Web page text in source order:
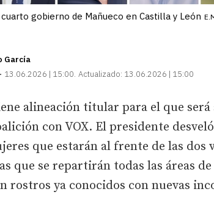
gobierno de Mañueco en Castilla y León
García
13.06.2026 | 15:00 Actualizado: 13.06.2026 | 15:00
alineación titular para el que
con VOX. El presidente
que estarán al frente de las dos
que se repartirán todas las áreas
rostros ya conocidos con nuevas